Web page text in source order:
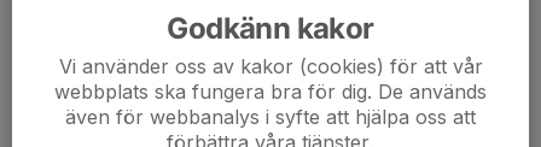
Godkänn kakor
Vi använder oss av kakor (cookies) för att vår
webbplats ska fungera bra för dig. De används
även för webbanalys i syfte att hjälpa oss att
förbättra våra tjänster.